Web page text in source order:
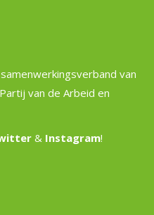
van
van de Arbeid en
& Instagram!